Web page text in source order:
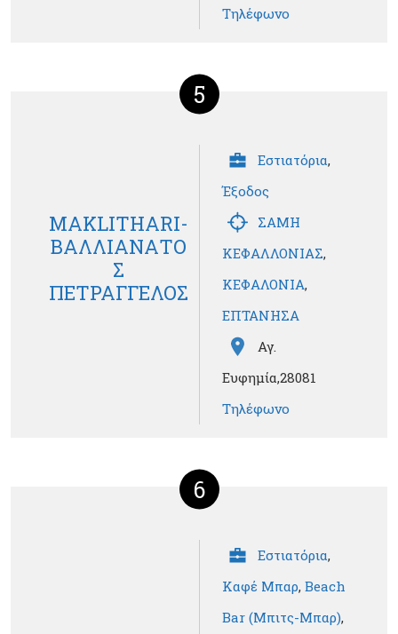
Τηλέφωνο
5
MAKLITHARI-
ΒΑΛΛΙΑΝΑΤΟ
Σ
ΠΕΤΡΑΓΓΕΛΟΣ
Εστιατόρια,
Έξοδος
ΣΑΜΗ
ΚΕΦΑΛΛΟΝΙΑΣ,
ΚΕΦΑΛΟΝΙΑ,
ΕΠΤΑΝΗΣΑ
Αγ.
Ευφημία,28081
Τηλέφωνο
6
Εστιατόρια,
Καφέ Μπαρ, Beach
Bar (Μπιτς-Μπαρ),